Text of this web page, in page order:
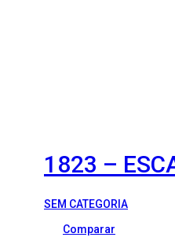
1823 –
SEM CATEGORIA
Comparar